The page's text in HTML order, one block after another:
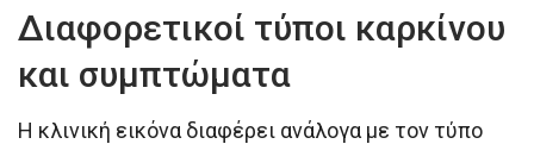
Διαφορετικοί τύποι καρκίνου
και συμπτώματα
Η κλινική εικόνα διαφέρει ανάλογα με τον τύπο